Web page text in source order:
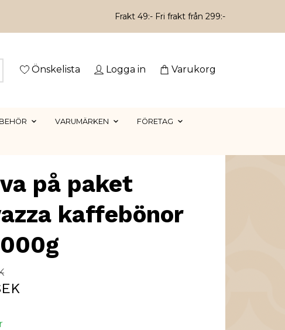
Frakt 49:- Fri frakt från 299:-
Önskelista Logga in Varukorg
VARUMÄRKEN FÖRETAG
på paket
kaffebönor